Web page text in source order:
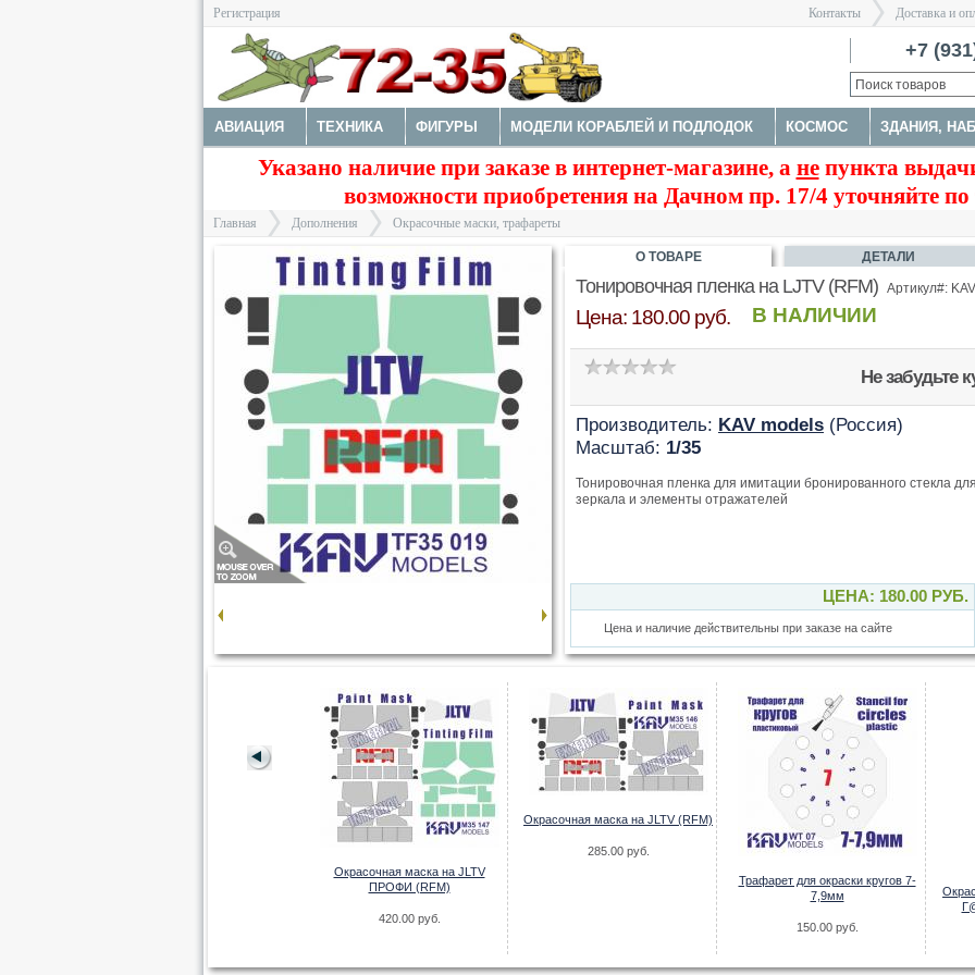
Регистрация Контакты
>
Доставка и
+7
Санкт-
АВИАЦИЯ ТЕХНИКА ФИГУРЫ МОДЕЛИ КОРАБЛЕЙ И ПОДЛОДОК КОСМОС ЗДАНИЯ,
ДОПОЛНЕНИЯ ДЕКАЛИ КОЛЕСА НАБОРЫ ДЕТАЛИРОВКИ ОКРАСОЧНЫЕ МАСКИ,
КРАСКИ И ИНСТРУМЕНТЫ
Указано наличие при заказе в интернет-магазине, а непункта
возможности приобретения на Дачном пр. 17/4 уточняйте по
Главная
>
Дополнения Окрасочные маски, трафареты
Тонировочная пленка на LJTV (RFM) Артикул#:
Цена: 180.00 руб. В НАЛИЧИИ
Не забудьте
Производитель: KAV models (Россия)
Масштаб: 1/35
Тонировочная пленка для имитации бронированного стекла
зеркала и элементы отражателей
ЦЕНА: 180.00 РУБ.
Цена и наличие действительны при заказе на сайте
О ТОВАРЕ ДЕТАЛИ
Окрасочная маска на JLTV
ПРОФИ (RFM)
420.00 руб.
Окрасочная маска на JLTV (RFM)
285.00 руб.
Трафарет для окраски кругов 7-
7,9мм
150.00 руб.